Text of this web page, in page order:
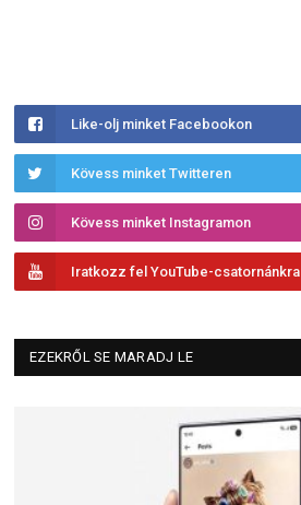
Like-olj minket Facebookon
Kövess minket Twitteren
Kövess minket Instagramon
Iratkozz fel YouTube-csatornánkra
EZEKRŐL SE MARADJ LE